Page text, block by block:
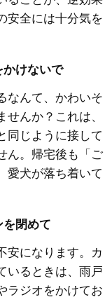
安全には十分気を
かけないで
なんて、かわいそ
んか？これは、
同じように接して
ん。帰宅後も「ご
愛犬が落ち着いて
閉めて
安になります。カ
いるときは、雨戸
ラジオをかけてお